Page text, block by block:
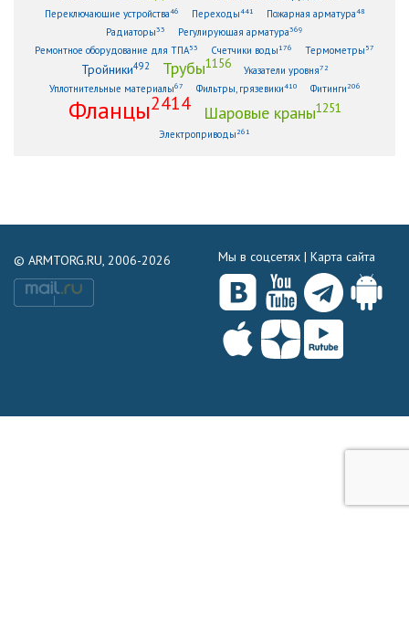
Переключающие устройства46 Переходы441 Пожарная арматура48
Радиаторы33 Регулирующая арматура369
Ремонтное оборудование для ТПА53 Счетчики воды176 Термометры 57
Тройники492 Трубы1156 Указатели уровня72
Уплотнительные материалы67 Фильтры, грязевики410 Фитинги 206
Фланцы2414 Шаровые краны1251
Электроприводы 261
© ARMTORG.RU, 2006-2026 Мы в соцсетях | Карта сайта